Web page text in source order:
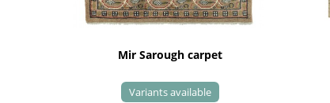
Mir Sarough carpet
Variants available